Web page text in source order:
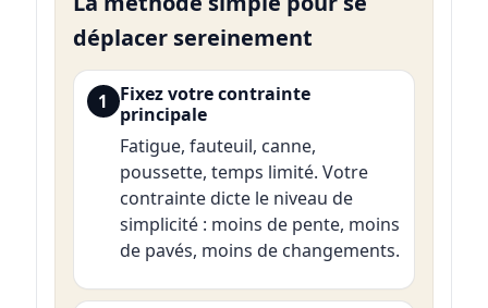
déplacer sereinement
1
Fixez votre contrainte
principale
Fatigue, fauteuil, canne,
poussette, temps limité. Votre
contrainte dicte le niveau de
simplicité : moins de pente, moins
de pavés, moins de changements.